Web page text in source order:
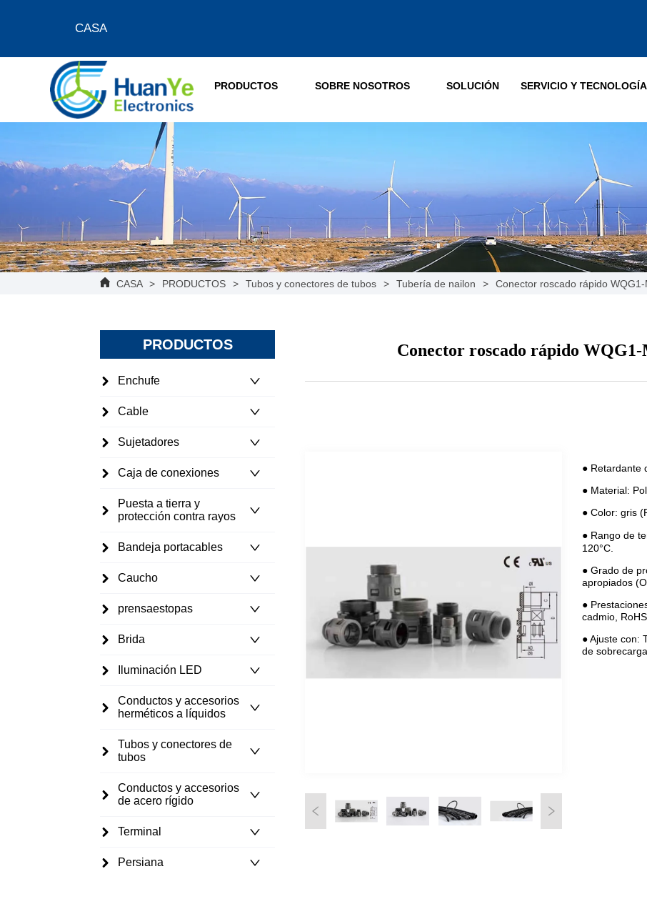
CASA
PRODUCTOS SOBRE NOSOTROS SOLUCIÓN SERVICIO Y TECNOLOGÍA
CASA > PRODUCTOS > Tubos y conectores de tubos > Tubería de nailon > Conector roscado rápido
PRODUCTOS
Enchufe
Cable
Sujetadores
Caja de conexiones
Puesta a tierra y
protección contra rayos
Bandeja portacables
Caucho
prensaestopas
Brida
Iluminación LED
Conductos y accesorios
herméticos a líquidos
Tubos y conectores de
tubos
Conductos y accesorios
de acero rígido
Terminal
Persiana
Conector roscado rápido